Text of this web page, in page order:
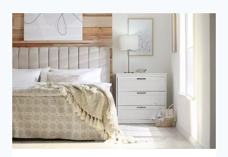
ПРЕИМУЩЕСТВА,
СТИЛЬ
И
СОВЕТЫ
ПО
ВЫБОРУ